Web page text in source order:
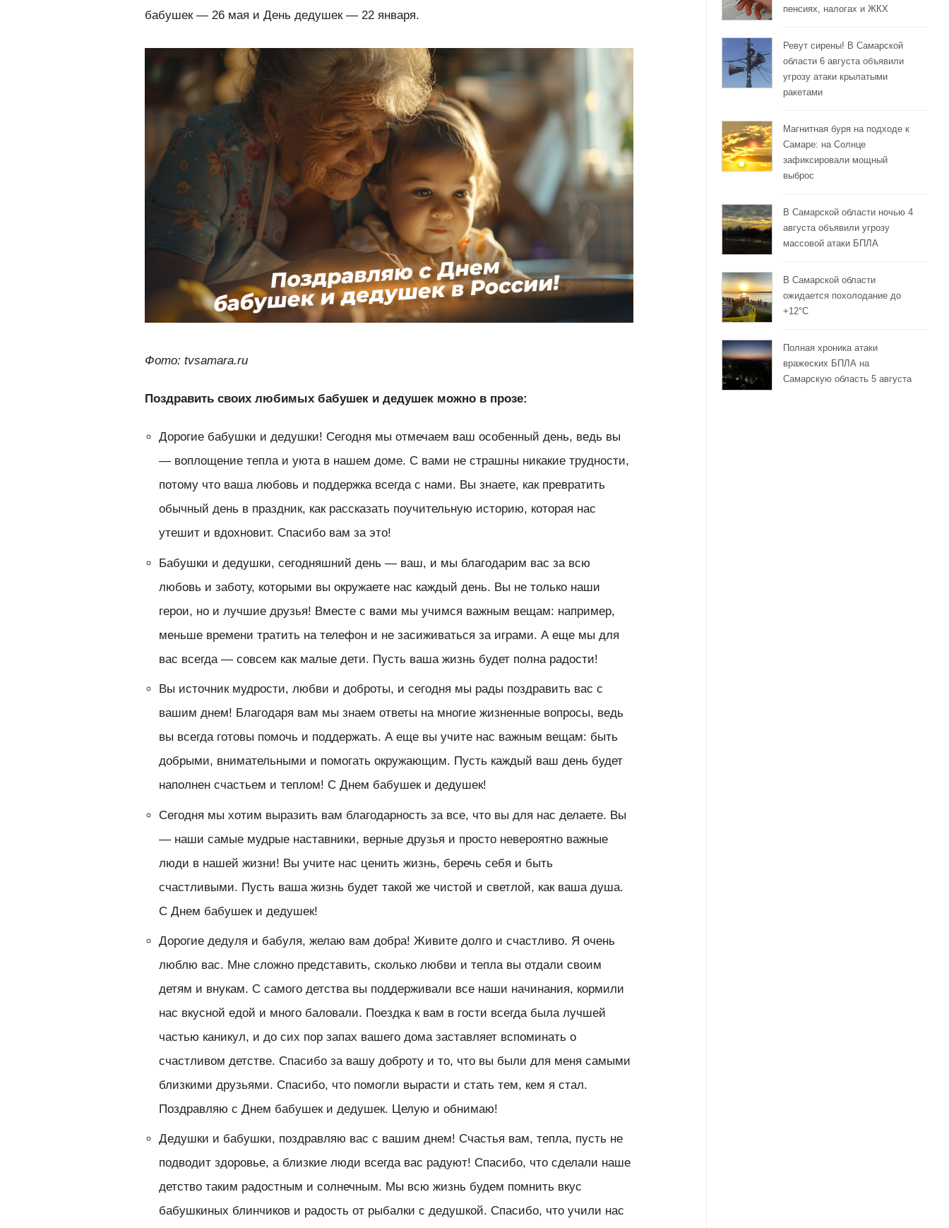
бабушек — 26 мая и День дедушек — 22 января.
Фото: tvsamara.ru
Поздравить своих любимых бабушек и дедушек можно в прозе:
Дорогие бабушки и дедушки! Сегодня мы отмечаем ваш особенный день, ведь вы
— воплощение тепла и уюта в нашем доме. С вами не страшны никакие трудности,
потому что ваша любовь и поддержка всегда с нами. Вы знаете, как превратить
обычный день в праздник, как рассказать поучительную историю, которая нас
утешит и вдохновит. Спасибо вам за это!
Бабушки и дедушки, сегодняшний день — ваш, и мы благодарим вас за всю
любовь и заботу, которыми вы окружаете нас каждый день. Вы не только наши
герои, но и лучшие друзья! Вместе с вами мы учимся важным вещам: например,
меньше времени тратить на телефон и не засиживаться за играми. А еще мы для
вас всегда — совсем как малые дети. Пусть ваша жизнь будет полна радости!
Вы источник мудрости, любви и доброты, и сегодня мы рады поздравить вас с
вашим днем! Благодаря вам мы знаем ответы на многие жизненные вопросы, ведь
вы всегда готовы помочь и поддержать. А еще вы учите нас важным вещам: быть
добрыми, внимательными и помогать окружающим. Пусть каждый ваш день будет
наполнен счастьем и теплом! С Днем бабушек и дедушек!
Сегодня мы хотим выразить вам благодарность за все, что вы для нас делаете. Вы
— наши самые мудрые наставники, верные друзья и просто невероятно важные
люди в нашей жизни! Вы учите нас ценить жизнь, беречь себя и быть
счастливыми. Пусть ваша жизнь будет такой же чистой и светлой, как ваша душа.
С Днем бабушек и дедушек!
Дорогие дедуля и бабуля, желаю вам добра! Живите долго и счастливо. Я очень
люблю вас. Мне сложно представить, сколько любви и тепла вы отдали своим
детям и внукам. С самого детства вы поддерживали все наши начинания, кормили
нас вкусной едой и много баловали. Поездка к вам в гости всегда была лучшей
частью каникул, и до сих пор запах вашего дома заставляет вспоминать о
счастливом детстве. Спасибо за вашу доброту и то, что вы были для меня самыми
близкими друзьями. Спасибо, что помогли вырасти и стать тем, кем я стал.
Поздравляю с Днем бабушек и дедушек. Целую и обнимаю!
Дедушки и бабушки, поздравляю вас с вашим днем! Счастья вам, тепла, пусть не
подводит здоровье, а близкие люди всегда вас радуют! Спасибо, что сделали наше
детство таким радостным и солнечным. Мы всю жизнь будем помнить вкус
бабушкиных блинчиков и радость от рыбалки с дедушкой. Спасибо, что учили нас
пенсиях, налогах и ЖКХ
Ревут сирены! В Самарской
области 6 августа объявили
угрозу атаки крылатыми
ракетами
Магнитная буря на подходе к
Самаре: на Солнце
зафиксировали мощный
выброс
В Самарской области ночью 4
августа объявили угрозу
массовой атаки БПЛА
В Самарской области
ожидается похолодание до
+12°C
Полная хроника атаки
вражеских БПЛА на
Самарскую область 5 августа